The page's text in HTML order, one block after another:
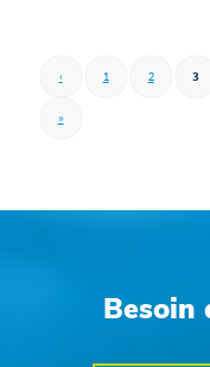
‹ 1 2 3
»
Besoin